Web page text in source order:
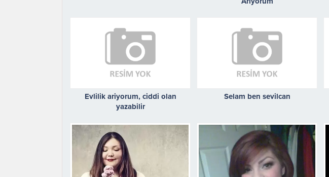
Evlilik ariyorum, ciddi olan
yazabilir
Selam ben sevilcan